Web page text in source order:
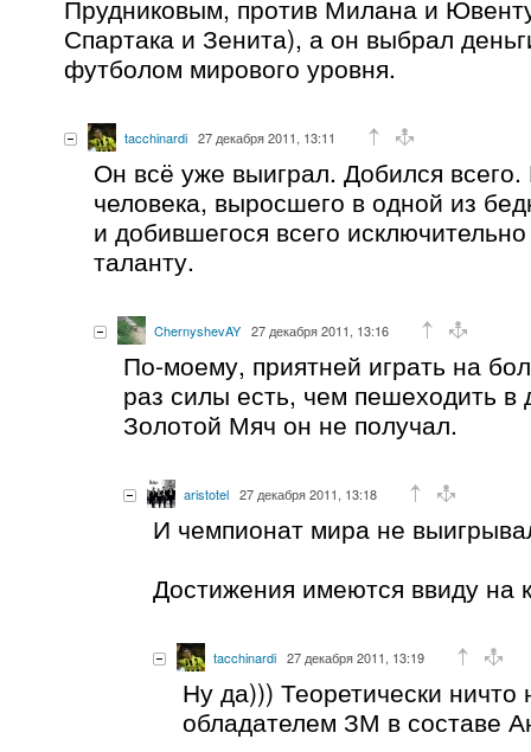
Прудниковым, против Милана и
Спартака и Зенита), а он выбрал
футболом мирового уровня.
tacchinardi 27 декабря 2011, 13:11
Он всё уже выиграл. Добился
человека, выросшего в одной из
и добившегося всего
таланту.
ChernyshevAY 27 декабря 2011, 13:16
По-моему, приятней играть на
раз силы есть, чем пешеходить в
Золотой Мяч он не получал.
aristotel 27 декабря 2011, 13:18
И чемпионат мира не
Достижения имеются ввиду на
tacchinardi 27 декабря 2011, 13:19
Ну да))) Теоретически
обладателем ЗМ в составе